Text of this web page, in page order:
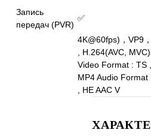
Запись
передач (PVR)
✅
4K@60fps)，VP9
, H.264(AVC,
Video Format : TS
MP4 Audio
, HE AAC V